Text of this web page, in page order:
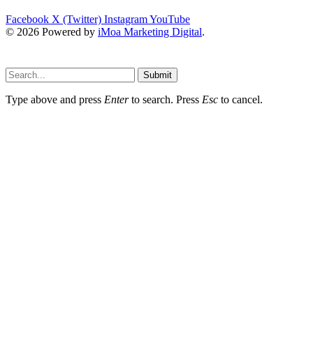
Facebook X (Twitter) InstagramYouTube
© 2026 Powered by iMoa Marketing Digital.
Submit
Type above and press Enterto search. Press Esc to cancel.